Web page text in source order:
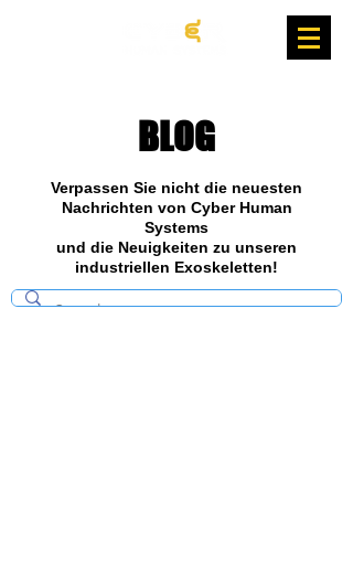
BLOG
Verpassen Sie nicht die neuesten
Nachrichten von Cyber Human
Systems
und die Neuigkeiten zu unseren
industriellen Exoskeletten!